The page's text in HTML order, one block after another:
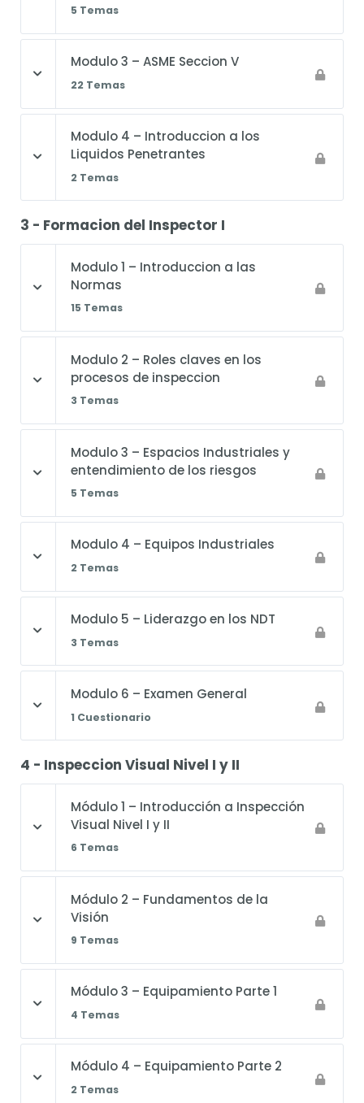
5 Temas
Modulo 3 – ASME Seccion V
22 Temas
Modulo 4 – Introduccion a los
Liquidos Penetrantes
2 Temas
3 - Formacion del Inspector I
Modulo 1 – Introduccion a las
Normas
15 Temas
Modulo 2 – Roles claves en los
procesos de inspeccion
3 Temas
Modulo 3 – Espacios Industriales y
entendimiento de los riesgos
5 Temas
Modulo 4 – Equipos Industriales
2 Temas
Modulo 5 – Liderazgo en los NDT
3 Temas
Modulo 6 – Examen General
1 Cuestionario
4 - Inspeccion Visual Nivel I y II
Módulo 1 – Introducción a Inspección
Visual Nivel I y II
6 Temas
Módulo 2 – Fundamentos de la
Visión
9 Temas
Módulo 3 – Equipamiento Parte 1
4 Temas
Módulo 4 – Equipamiento Parte 2
2 Temas